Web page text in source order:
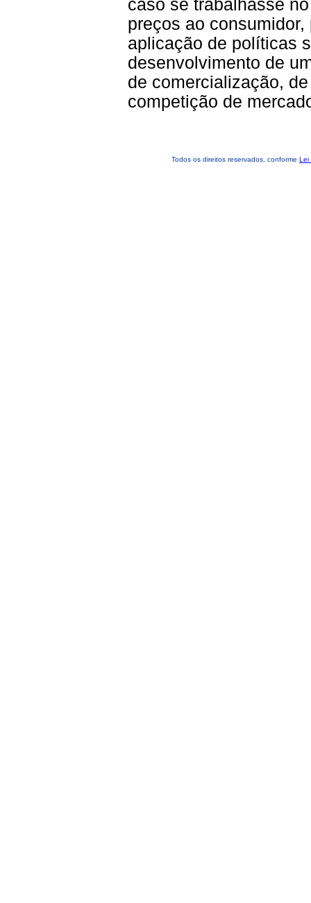
caso se trabalhasse
preços ao
aplicação de políticas
desenvolvimento de
de comercialização,
competição de
Todos os direitos reservados, conforme Lei